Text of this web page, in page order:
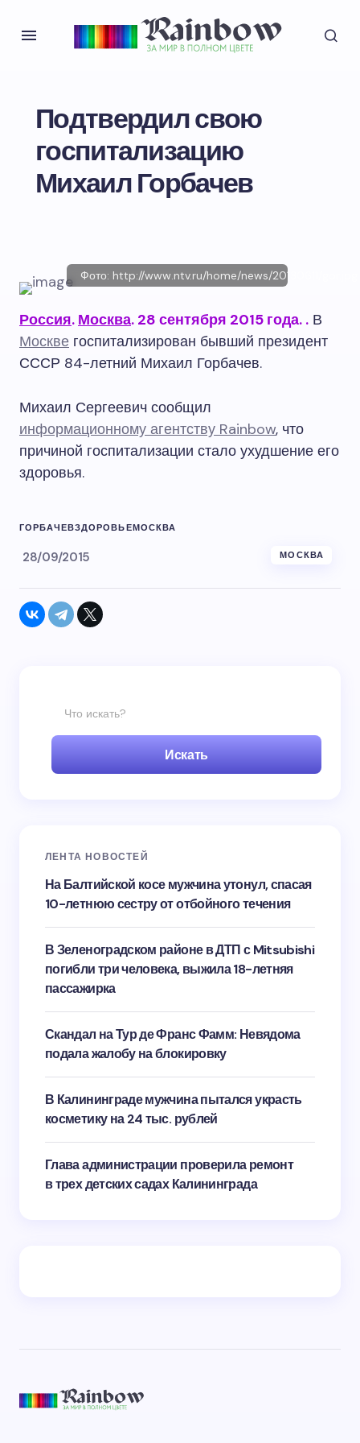
Подтвердил свою
госпитализацию
Михаил Горбачев
Фото: http://www.ntv.ru/home/news/20130611/gor.jpg
Россия. Москва. 28 сентября 2015 года. . В
Москве госпитализирован бывший президент
СССР 84-летний Михаил Горбачев.
Михаил Сергеевич сообщил
информационному агентству Rainbow, что
причиной госпитализации стало ухудшение его
здоровья.
ГОРБАЧЕВЗДОРОВЬЕМОСКВА
28/09/2015 МОСКВА
Искать
ЛЕНТА НОВОСТЕЙ
На Балтийской косе мужчина утонул, спасая
10-летнюю сестру от отбойного течения
В Зеленоградском районе в ДТП с Mitsubishi
погибли три человека, выжила 18-летняя
пассажирка
Скандал на Тур де Франс Фамм: Невядома
подала жалобу на блокировку
В Калининграде мужчина пытался украсть
косметику на 24 тыс. рублей
Глава администрации проверила ремонт
в трех детских садах Калининграда